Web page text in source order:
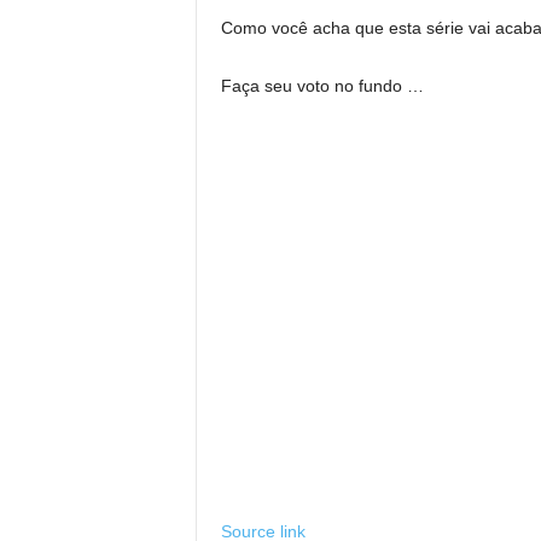
Como você acha que esta série vai
Faça seu voto no fundo …
Source link